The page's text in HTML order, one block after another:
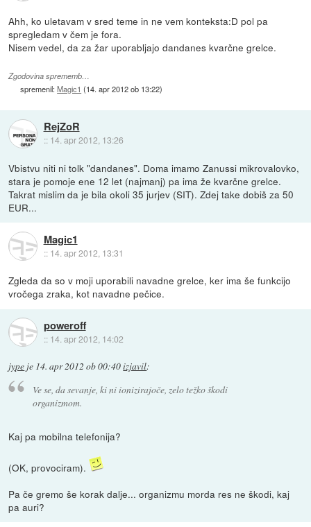
Ahh, ko uletavam v sred teme in ne vem konteksta:D pol pa
spregledam v čem je fora.
Nisem vedel, da za žar uporabljajo dandanes kvarčne grelce.
Zgodovina sprememb…
spremenil:Magic1 (14. apr 2012 ob 13:22)
RejZoR
:: 14. apr 2012, 13:26
Vbistvu niti ni tolk "dandanes". Doma imamo Zanussi mikrovalovko,
stara je pomoje ene 12 let (najmanj) pa ima že kvarčne grelce.
Takrat mislim da je bila okoli 35 jurjev (SIT). Zdej take dobiš za 50
EUR...
Magic1
:: 14. apr 2012, 13:31
Zgleda da so v moji uporabili navadne grelce, ker ima še funkcijo
vročega zraka, kot navadne pečice.
poweroff
:: 14. apr 2012, 14:02
jype je 14. apr 2012 ob 00:40izjavil:
Ve se, da sevanje, ki ni ionizirajoče, zelo težko škodi
organizmom.
Kaj pa mobilna telefonija?
(OK, provociram).
Pa če gremo še korak dalje... organizmu morda res ne škodi, kaj
pa auri?